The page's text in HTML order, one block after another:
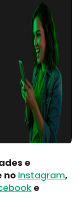
e
no Instagram,
e